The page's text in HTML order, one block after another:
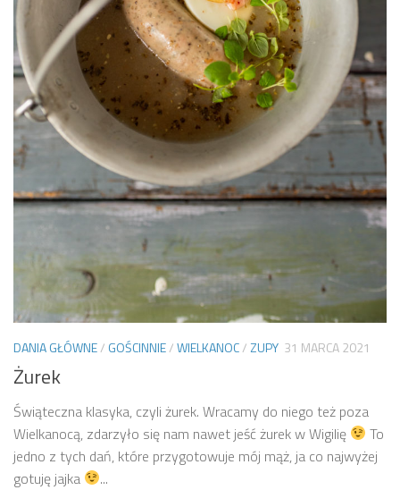
DANIA GŁÓWNE/ GOŚCINNIE/WIELKANOC/ZUPY 31 MARCA 2021
Żurek
Świąteczna klasyka, czyli żurek. Wracamy do niego też poza
Wielkanocą, zdarzyło się nam nawet jeść żurek w Wigilię
To
jedno z tych dań, które przygotowuje mój mąż, ja co najwyżej
gotuję jajka
...